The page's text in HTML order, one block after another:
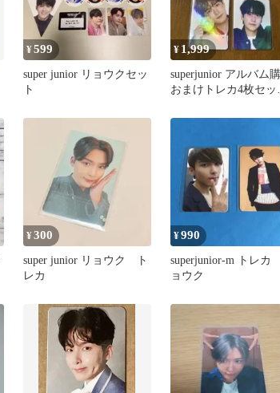
¥599
super junior リョウクセッ
ト
¥ 1,999
superjunior アルバム
おまけトレカ4枚セッ
¥300
super junior リョウク ト
レカ
¥990
superjunior-m トレカ
ョウク